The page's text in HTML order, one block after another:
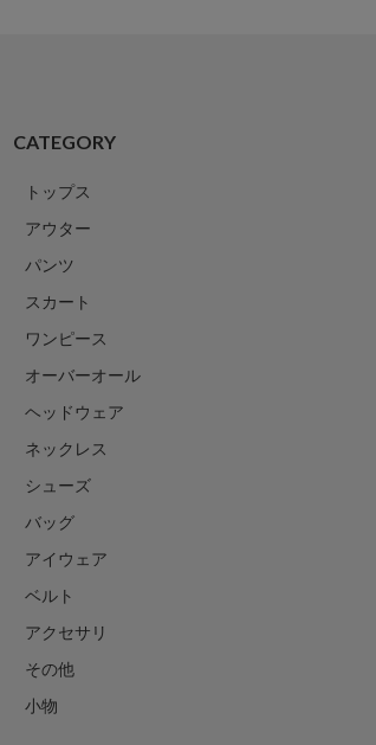
CATEGORY
トップス
アウター
パンツ
スカート
ワンピース
オーバーオール
ヘッドウェア
ネックレス
シューズ
バッグ
アイウェア
ベルト
アクセサリ
その他
小物